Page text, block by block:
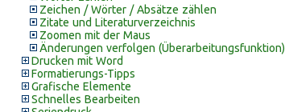
Zeichen / Wörter / Absätze zählen
Zitate und Literaturverzeichnis
Zoomen mit der Maus
Änderungen verfolgen (Überarbeitungsfunktion)
Drucken mit Word
Formatierungs-Tipps
Grafische Elemente
Schnelles Bearbeiten